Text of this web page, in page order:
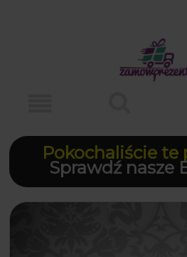
Pokochaliście te
Sprawdź nasze